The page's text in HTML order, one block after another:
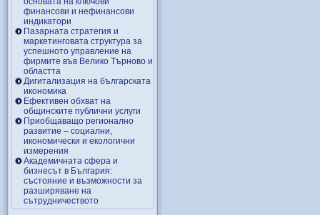
финансови и нефинансови
индикатори
Пазарната стратегия и
маркетинговата структура за
успешното управление на
фирмите във Велико Търново и
областта
Дигитализация на българската
икономика
Ефективен обхват на
общинските публични услуги
Приобщаващо регионално
развитие – социални,
икономически и екологични
измерения
Академичната сфера и
бизнесът в България:
състояние и възможности за
разширяване на
сътрудничеството